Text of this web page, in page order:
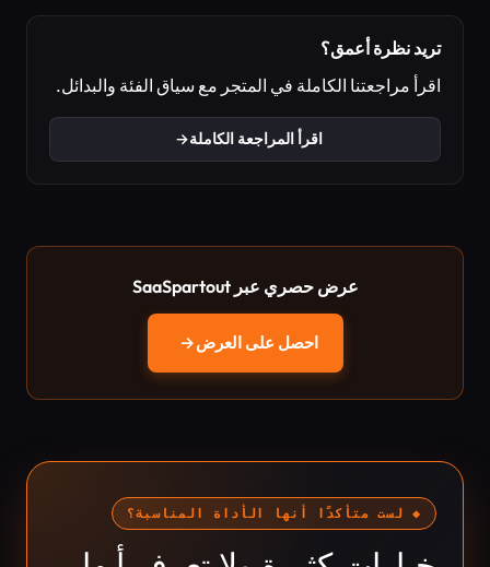
تريد نظرة أعمق؟
اقرأ مراجعتنا الكاملة في المتجر مع سياق الفئة والبدائل.
اقرأ المراجعة الكاملة→
عرض حصري عبر SaaSpartout
احصل على العرض→
◆ لست متأكدًا أنها الأداة المناسبة؟